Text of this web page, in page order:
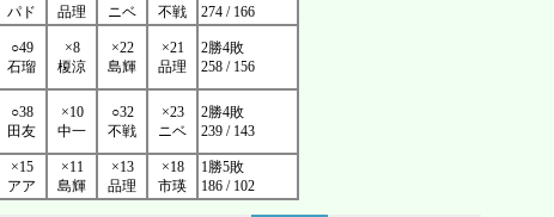
パド
品理
ニベ
不戦
274 / 166
○49
石瑠
×8
榎涼
×22
島輝
×21
品理
2勝4敗
258 / 156
○38
田友
×10
中一
○32
不戦
×23
ニベ
2勝4敗
239 / 143
×15
アア
×11
島輝
×13
品理
×18
市瑛
1勝5敗
186 / 102